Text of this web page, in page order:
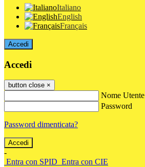
Italiano
English
Français
Accedi
Accedi
button close ×
Nome Utente
Password
Password dimenticata?
-
Entra con SPID Entra con CIE